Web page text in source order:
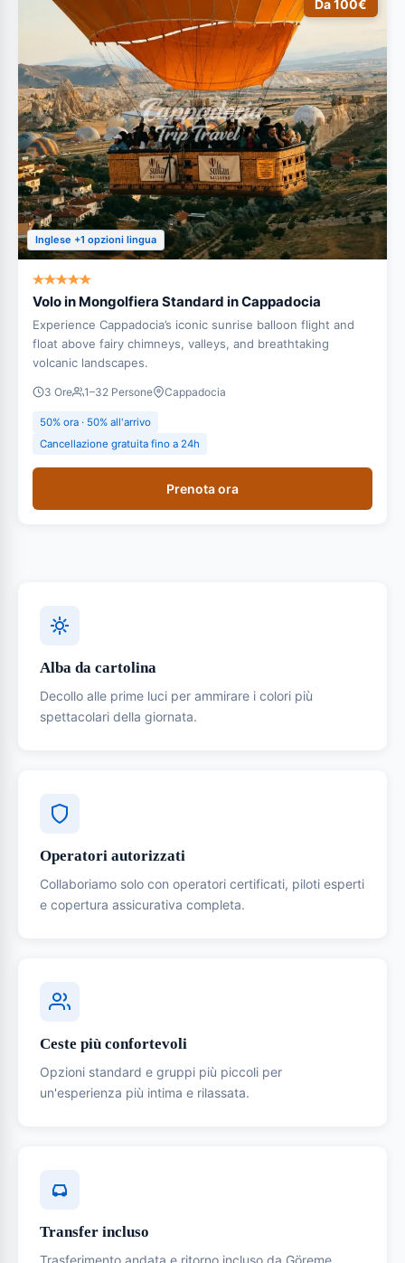
Da 100€
Inglese +1 opzioni lingua
Volo in Mongolfiera Standard in Cappadocia
Experience Cappadocia’s iconic sunrise balloon flight and
float above fairy chimneys, valleys, and breathtaking
volcanic landscapes.
3 Ore 1–32 Persone Cappadocia
50% ora · 50% all'arrivo
Cancellazione gratuita fino a 24h
Prenota ora
Alba da cartolina
Decollo alle prime luci per ammirare i colori più
spettacolari della giornata.
Operatori autorizzati
Collaboriamo solo con operatori certificati, piloti esperti
e copertura assicurativa completa.
Ceste più confortevoli
Opzioni standard e gruppi più piccoli per
un'esperienza più intima e rilassata.
Transfer incluso
Trasferimento andata e ritorno incluso da Göreme,